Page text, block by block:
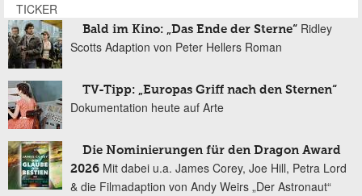
TICKER
Bald im Kino: „Das Ende der Sterne“ Ridley
Scotts Adaption von Peter Hellers Roman
TV-Tipp: „Europas Griff nach den Sternen“
Dokumentation heute auf Arte
Die Nominierungen für den Dragon Award
2026 Mit dabei u.a. James Corey, Joe Hill, Petra Lord
& die Filmadaption von Andy Weirs „Der Astronaut“